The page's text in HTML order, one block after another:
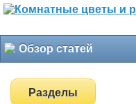
Обзор статей
Разделы